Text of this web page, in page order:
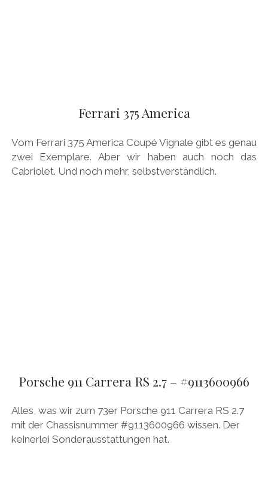
Ferrari 375 America
Vom Ferrari 375 America Coupé Vignale gibt es genau
zwei Exemplare. Aber wir haben auch noch das
Cabriolet. Und noch mehr, selbstverständlich.
Porsche 911 Carrera RS 2.7 – #9113600966
Alles, was wir zum 73er Porsche 911 Carrera RS 2.7
mit der Chassisnummer #9113600966 wissen. Der
keinerlei Sonderausstattungen hat.